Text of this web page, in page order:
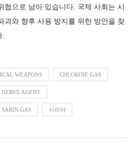
협으로 남아 있습니다. 국제 사회는 시
괴와 향후 사용 방지를 위한 방안을 찾
.
WEAPONS CHLORINE GAS
NERVE AGENT
SARIN GAS 시리아